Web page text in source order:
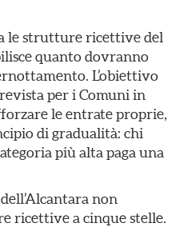
le strutture ricettive del
quanto dovranno
L’obiettivo
per i Comuni in
le entrate proprie,
di gradualità: chi
più alta paga una
non
ricettive a cinque stelle.